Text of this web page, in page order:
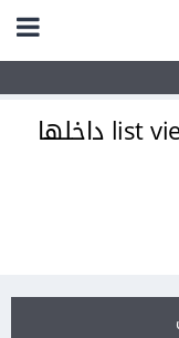
كيف يمكنني عمل list view داخلها